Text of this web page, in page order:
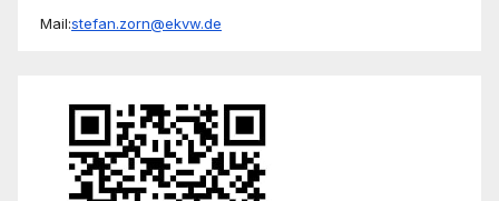
Mail:stefan.zorn@ekvw.de